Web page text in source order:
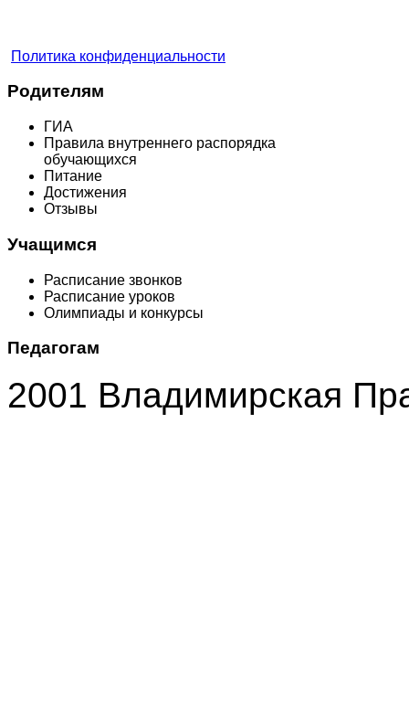
Политика конфиденциальности
Родителям
ГИА
Правила внутреннего распорядка
обучающихся
Питание
Достижения
Отзывы
Учащимся
Расписание звонков
Расписание уроков
Олимпиады и конкурсы
Педагогам
2001 Владимирская